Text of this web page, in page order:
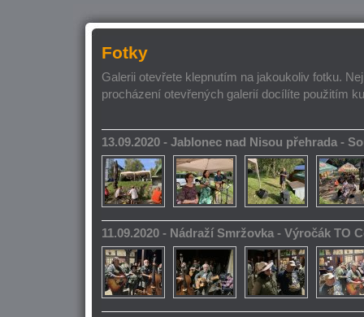
Fotky
Galerii otevřete klepnutím na jakoukoliv fotku.
procházení otevřených galerií docílíte použitím
13.09.2020 - Jablonec nad Nisou přehrada -
11.09.2020 - Nádraží Smržovka - Výročák TO